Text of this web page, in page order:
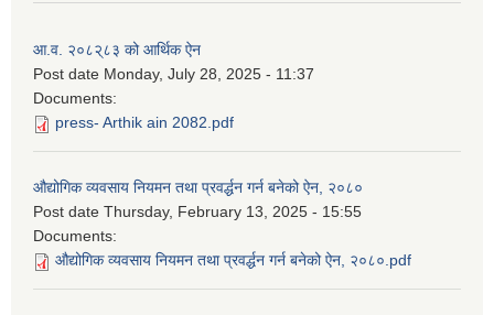
आ.व. २०८२्८३ को आर्थिक ऐन
Post date Monday, July 28, 2025 - 11:37
Documents:
press- Arthik ain 2082.pdf
औद्योगिक व्यवसाय नियमन तथा प्रवर्द्धन गर्न बनेको ऐन, २०८०
Post date Thursday, February 13, 2025 - 15:55
Documents:
औद्योगिक व्यवसाय नियमन तथा प्रवर्द्धन गर्न बनेको ऐन, २०८०.pdf